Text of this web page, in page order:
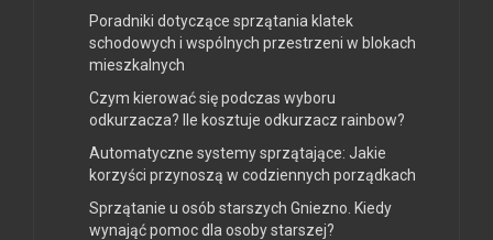
Poradniki dotyczące sprzątania klatek
schodowych i wspólnych przestrzeni w blokach
mieszkalnych
Czym kierować się podczas wyboru
odkurzacza? Ile kosztuje odkurzacz rainbow?
Automatyczne systemy sprzątające: Jakie
korzyści przynoszą w codziennych porządkach
Sprzątanie u osób starszych Gniezno. Kiedy
wynająć pomoc dla osoby starszej?